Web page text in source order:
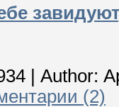
| Author:
(2)